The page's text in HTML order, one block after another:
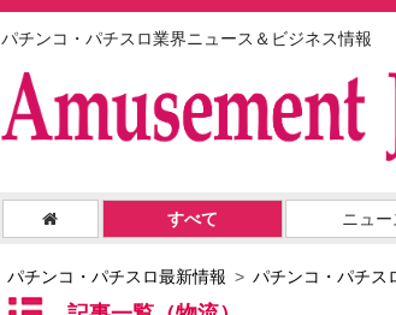
パチンコ・パチスロ業界ニュース＆ビジネス情報
すべて ニュー
パチンコ・パチスロ最新情報 パチンコ・パチス